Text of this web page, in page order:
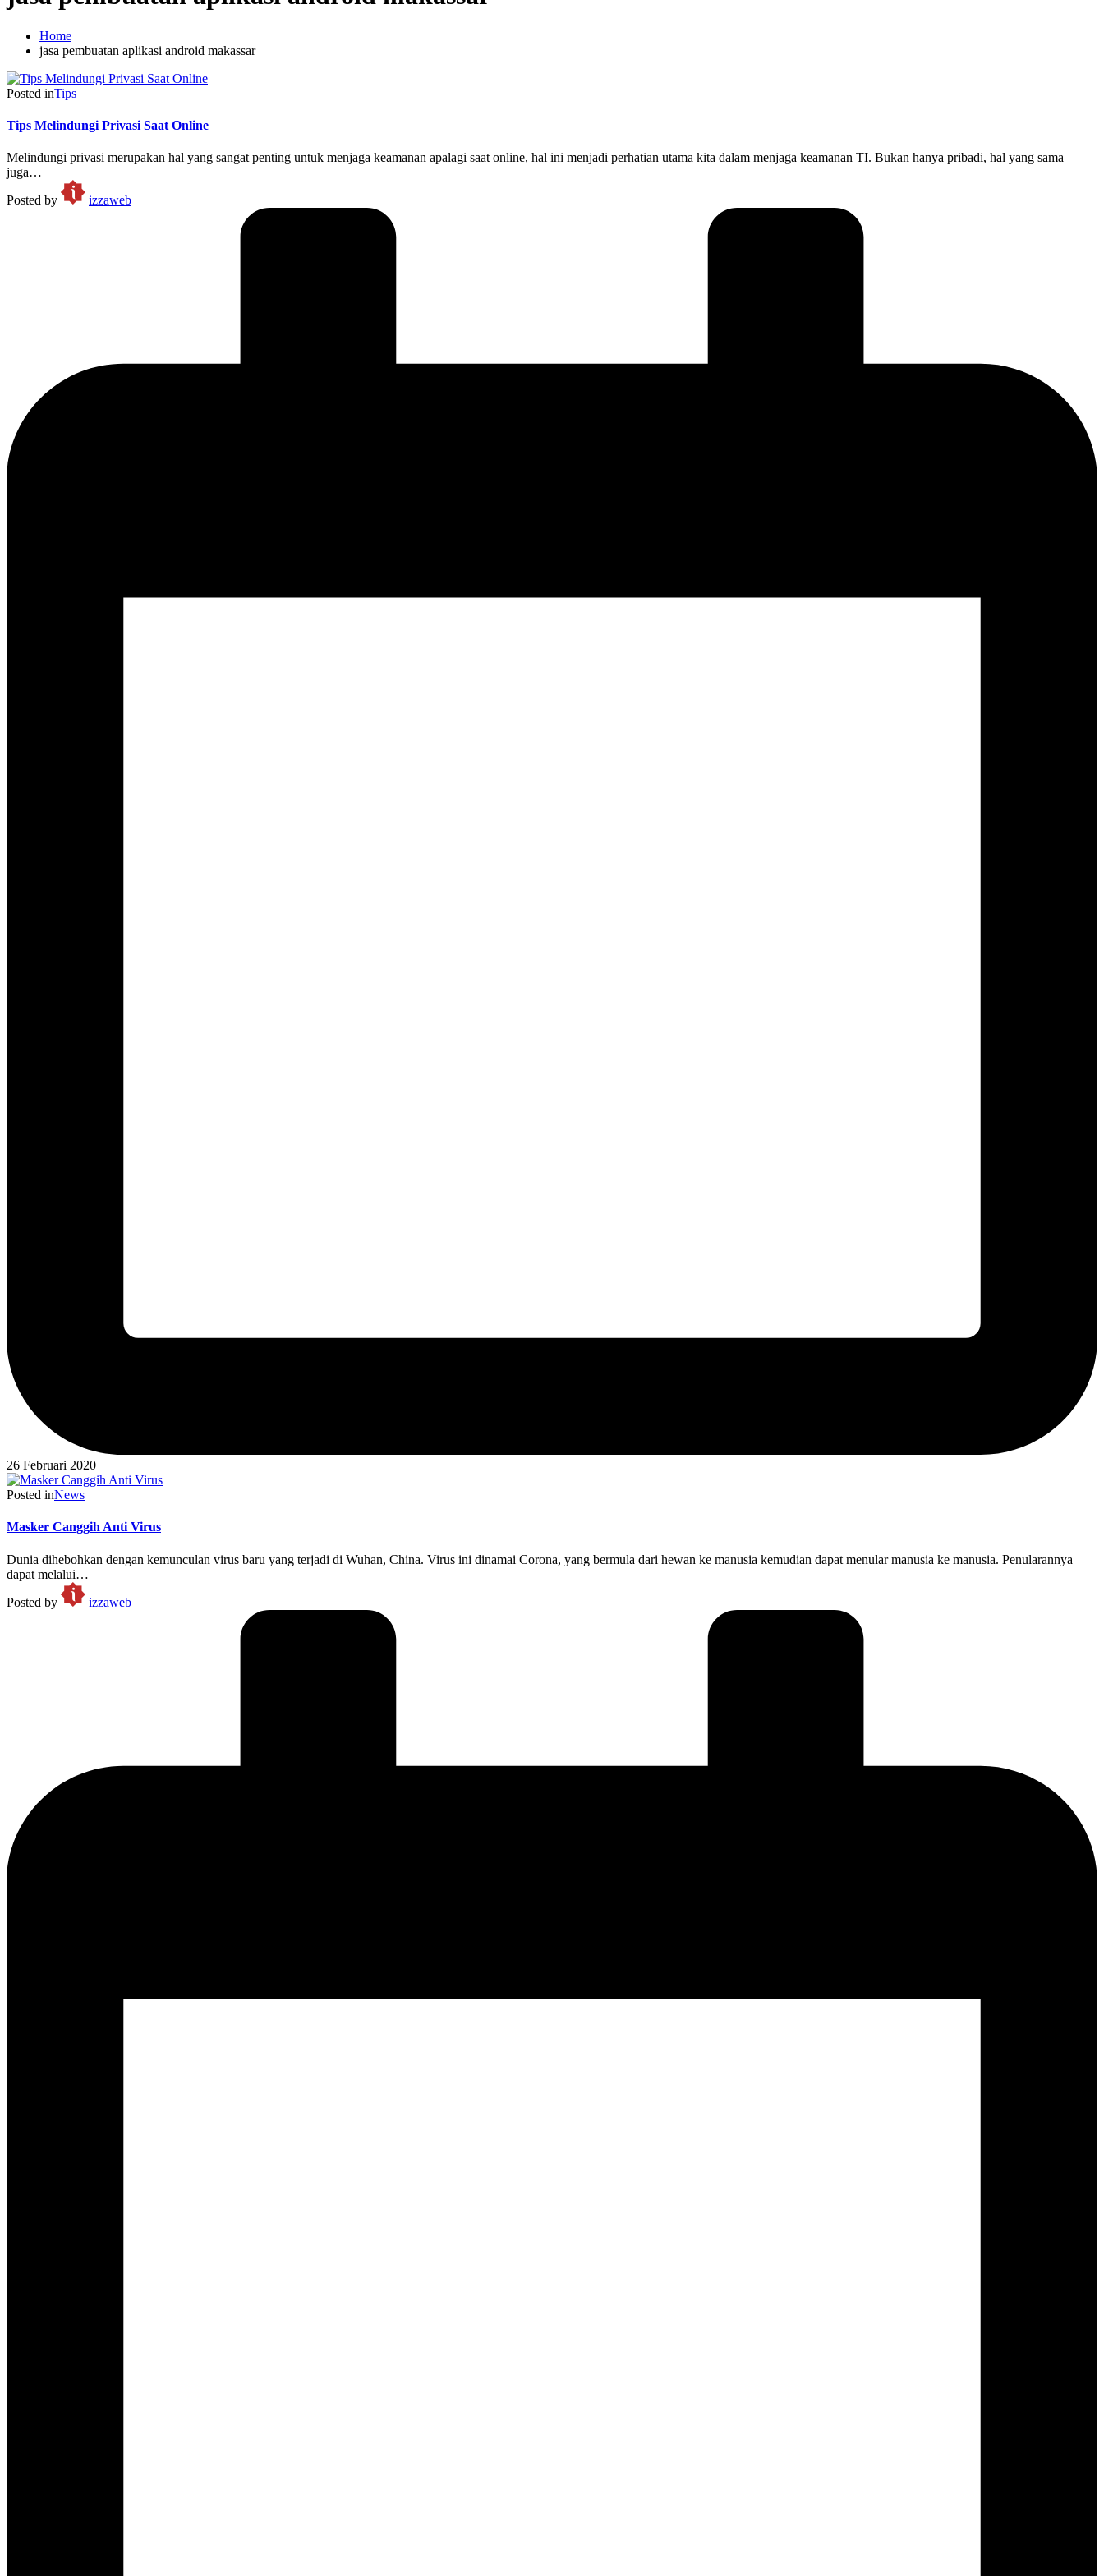
Home
jasa pembuatan aplikasi android makassar
Posted inTips
Tips Melindungi Privasi Saat Online
Melindungi privasi merupakan hal yang sangat penting untuk menjaga keamanan apalagi saat online, hal ini menjadi perhatian utama kita dalam menjaga keamanan TI. Bukan hanya pribadi, hal yang sama
juga…
Posted by
izzaweb
26 Februari 2020
Posted inNews
Masker Canggih Anti Virus
Dunia dihebohkan dengan kemunculan virus baru yang terjadi di Wuhan, China. Virus ini dinamai Corona, yang bermula dari hewan ke manusia kemudian dapat menular manusia ke manusia. Penularannya
dapat melalui…
Posted by
izzaweb